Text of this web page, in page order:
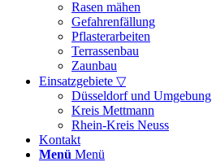
Rasen mähen
Gefahrenfällung
Pflasterarbeiten
Terrassenbau
Zaunbau
Einsatzgebiete ▽
Düsseldorf und Umgebung
Kreis Mettmann
Rhein-Kreis Neuss
Kontakt
Menü Menü